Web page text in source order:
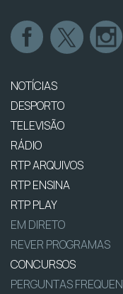
NOTÍCIAS
DESPORTO
TELEVISÃO
RÁDIO
RTP ARQUIVOS
RTP ENSINA
RTP PLAY
EM DIRETO
REVER PROGRAMAS
CONCURSOS
PERGUNTAS